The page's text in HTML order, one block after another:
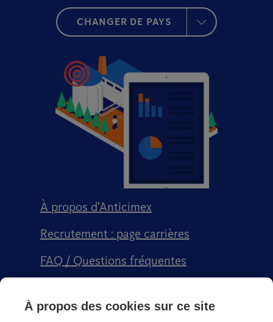
CHANGER DE PAYS
À propos d'Anticimex
Recrutement : page carrières
FAQ / Questions fréquentes
Conditions générales de vente CGPS
À propos des cookies sur ce site